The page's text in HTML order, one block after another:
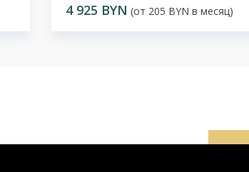
4 925 BYN (от 205 BYN в месяц)